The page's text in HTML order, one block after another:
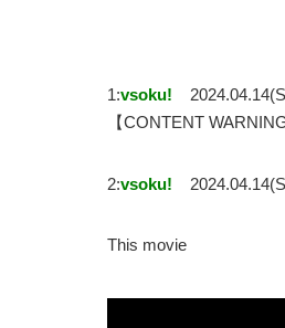
1:vsoku!
【CONTENT
2:vsoku!
This movie